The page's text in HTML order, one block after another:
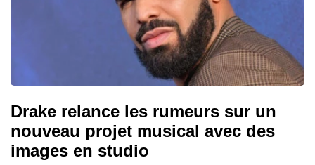
Drake relance les rumeurs sur un
nouveau projet musical avec des
images en studio